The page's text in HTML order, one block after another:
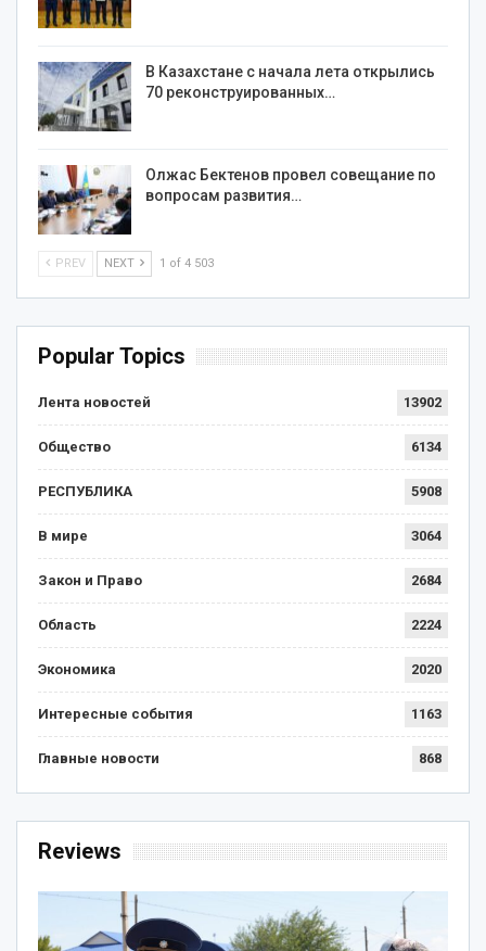
В Казахстане с начала лета открылись
70 реконструированных…
Олжас Бектенов провел совещание по
вопросам развития…
PREV NEXT 1 of 4 503
Popular Topics
Лента новостей 13902
Общество 6134
РЕСПУБЛИКА 5908
В мире 3064
Закон и Право 2684
Область 2224
Экономика 2020
Интересные события 1163
Главные новости 868
Reviews